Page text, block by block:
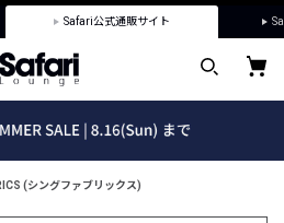
Safari公式通販サイト
(シングファブリックス)